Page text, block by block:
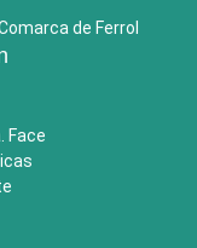
de Ferrol
Face